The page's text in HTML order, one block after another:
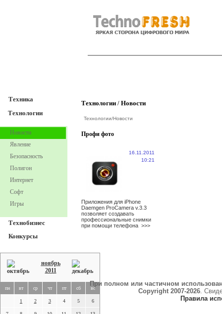
Техника
Технологии
Новости
Явление
Безопасность
Полигон
Интернет
Софт
Игры
Технобизнес
Конкурсы
ноябрь
2011
пн вт ср чт пт сб вс
1 2 3 4 5 6
Технологии / Новости
Технологии/Новости
Профи фото
16.11.2011
10:21
Приложения для iPhone
Daemgen ProCamera v.3.3
позволяет создавать
профессиональные снимки
при помощи телефона >>>
При полном или частичном
Copyright 2007-2026.
Правила